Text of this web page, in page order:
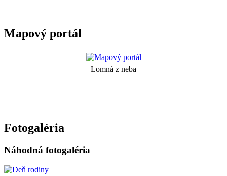
Mapový portál
Lomná z neba
Fotogaléria
Náhodná fotogaléria